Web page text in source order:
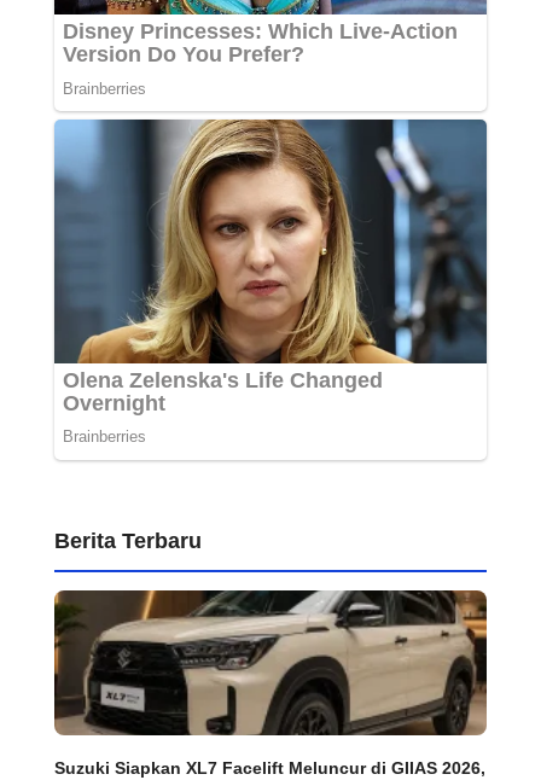
Berita Terbaru
Suzuki Siapkan XL7 Facelift Meluncur di GIIAS 2026,